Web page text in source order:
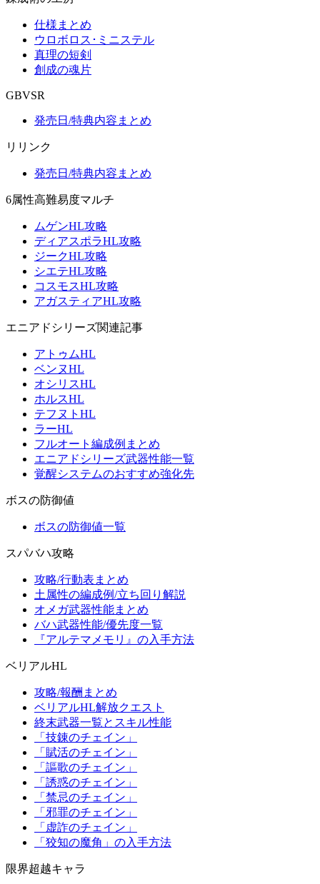
仕様まとめ
ウロボロス･ミニステル
真理の短剣
創成の魂片
GBVSR
発売日/特典内容まとめ
リリンク
発売日/特典内容まとめ
6属性高難易度マルチ
ムゲンHL攻略
ディアスポラHL攻略
ジークHL攻略
シエテHL攻略
コスモスHL攻略
アガスティアHL攻略
エニアドシリーズ関連記事
アトゥムHL
ベンヌHL
オシリスHL
ホルスHL
テフヌトHL
ラーHL
フルオート編成例まとめ
エニアドシリーズ武器性能一覧
覚醒システムのおすすめ強化先
ボスの防御値
ボスの防御値一覧
スパバハ攻略
攻略/行動表まとめ
土属性の編成例/立ち回り解説
オメガ武器性能まとめ
バハ武器性能/優先度一覧
『アルテマメモリ』の入手方法
ベリアルHL
攻略/報酬まとめ
ベリアルHL解放クエスト
終末武器一覧とスキル性能
「技錬のチェイン」
「賦活のチェイン」
「謳歌のチェイン」
「誘惑のチェイン」
「禁忌のチェイン」
「邪罪のチェイン」
「虚詐のチェイン」
「狡知の魔角」の入手方法
限界超越キャラ